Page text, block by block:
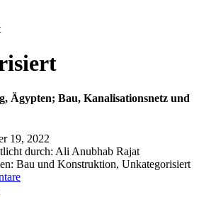
Ägypten; Bau, Kanalisationsnetz und
19, 2022
durch: Ali Anubhab Rajat
Bau und Konstruktion, Unkategorisiert